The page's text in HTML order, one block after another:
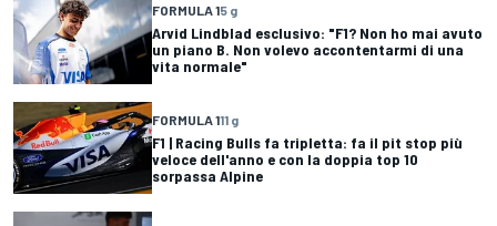
FORMULA 15 g
Arvid Lindblad esclusivo: "F1? Non ho mai avuto
un piano B. Non volevo accontentarmi di una
vita normale"
FORMULA 111 g
F1 | Racing Bulls fa tripletta: fa il pit stop più
veloce dell'anno e con la doppia top 10
sorpassa Alpine